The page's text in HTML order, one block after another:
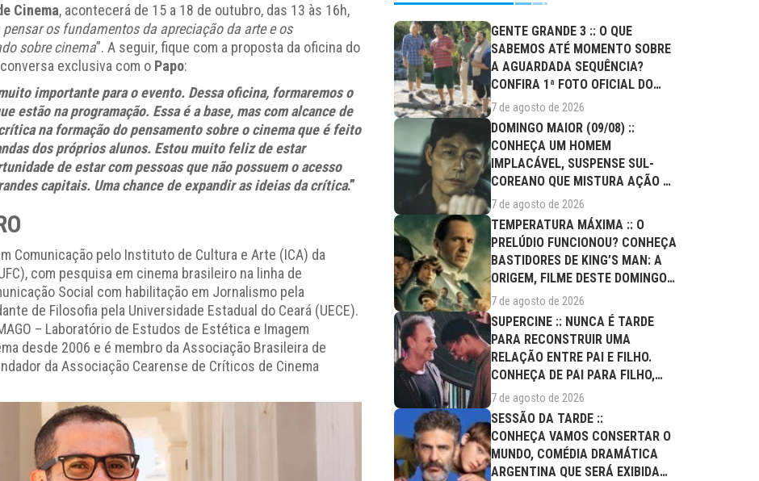
Cinema, acontecerá de 15 a 18 de outubro, das 13 às 16h,
os fundamentos da apreciação da arte e os
sobre cinema”. A seguir, fique com a proposta da oficina do
exclusiva com o Papo:
importante para o evento. Dessa oficina, formaremos o
estão na programação. Essa é a base, mas com alcance de
na formação do pensamento sobre o cinema que é feito
dos próprios alunos. Estou muito feliz de estar
de estar com pessoas que não possuem o acesso
capitais. Uma chance de expandir as ideias da crítica.”
Comunicação pelo Instituto de Cultura e Arte (ICA) da
com pesquisa em cinema brasileiro na linha de
Social com habilitação em Jornalismo pela
de Filosofia pela Universidade Estadual do Ceará (UECE).
– Laboratório de Estudos de Estética e Imagem
desde 2006 e é membro da Associação Brasileira de
da Associação Cearense de Críticos de Cinema
GENTE GRANDE 3 :: O QUE
SABEMOS ATÉ MOMENTO SOBRE
A AGUARDADA SEQUÊNCIA?
CONFIRA 1ª FOTO OFICIAL DO
ELENCO!
7 de agosto de 2026
DOMINGO MAIOR (09/08) ::
CONHEÇA UM HOMEM
IMPLACÁVEL, SUSPENSE SUL-
COREANO QUE MISTURA AÇÃO E
DRAMA FAMILIAR
7 de agosto de 2026
TEMPERATURA MÁXIMA :: O
PRELÚDIO FUNCIONOU? CONHEÇA
BASTIDORES DE KING’S MAN: A
ORIGEM, FILME DESTE DOMINGO
(09/08)
7 de agosto de 2026
SUPERCINE :: NUNCA É TARDE
PARA RECONSTRUIR UMA
RELAÇÃO ENTRE PAI E FILHO.
CONHEÇA DE PAI PARA FILHO,
FILME DESTE...
7 de agosto de 2026
SESSÃO DA TARDE ::
CONHEÇA VAMOS CONSERTAR O
MUNDO, COMÉDIA DRAMÁTICA
ARGENTINA QUE SERÁ EXIBIDA